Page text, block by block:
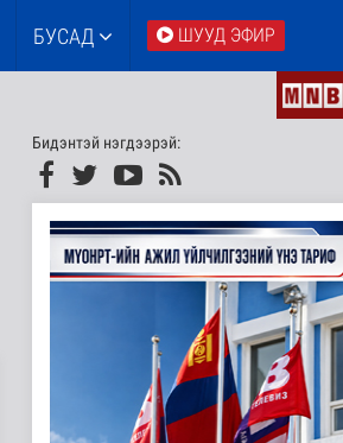
БУСАД ШУУД ЭФИР
Бидэнтэй нэгдээрэй: